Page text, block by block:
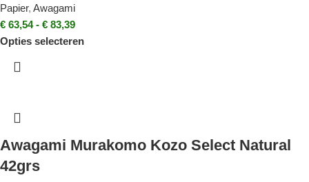
Papier, Awagami
€ 63,54 - € 83,39
Opties selecteren
Awagami Murakomo Kozo Select Natural
42grs